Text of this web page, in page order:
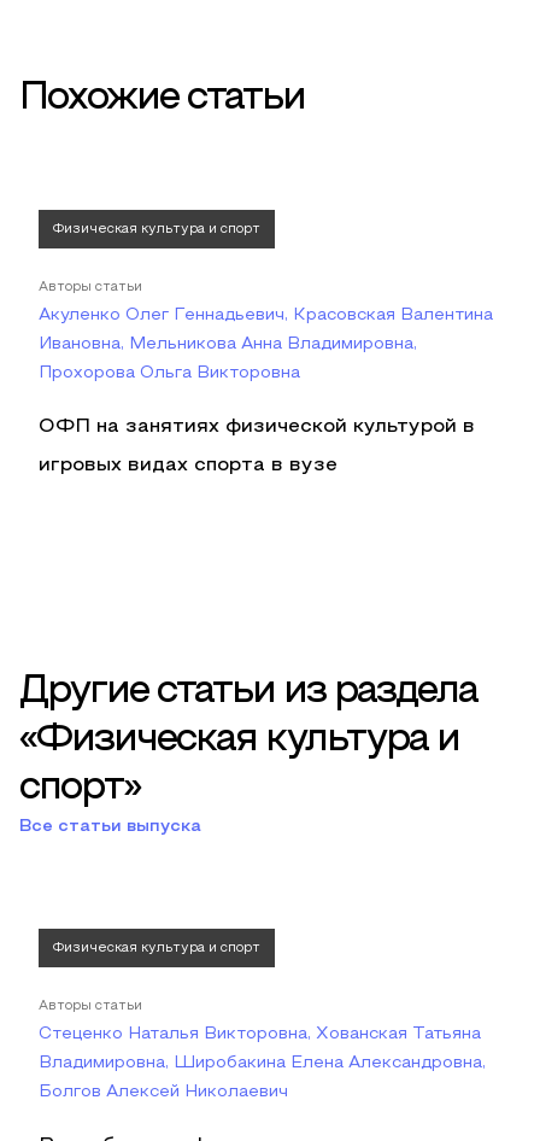
Похожие статьи
Физическая культура и спорт
Авторы статьи
Акуленко Олег Геннадьевич, Красовская Валентина
Ивановна, Мельникова Анна Владимировна,
Прохорова Ольга Викторовна
ОФП на занятиях физической культурой в
игровых видах спорта в вузе
Другие статьи из раздела
«Физическая культура и
спорт»
Все статьи выпуска
Физическая культура и спорт
Авторы статьи
Стеценко Наталья Викторовна, Хованская Татьяна
Владимировна, Широбакина Елена Александровна,
Болгов Алексей Николаевич